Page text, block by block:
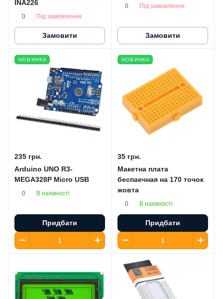
INA226
0 Під замовлення
Замовити
0 Під замовлення
Замовити
НОВИНКА
235 грн.
Arduino UNO R3-
MEGA328P Micro USB
0 В наявності
Придбати
НОВИНКА
35 грн.
Макетна плата
беспаечная на 170 точок
жовта
0 В наявності
Придбати